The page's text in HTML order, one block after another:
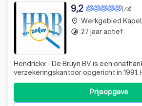
(73)
9,2
Hendrickx - De Bruyn BV is een
verzekeringskantoor opgericht in 1991.
centrum van O-L-V-Waver werd geopend
vinden dat de belangrijkste doelstelling
De Bruyn BV moet zijn : de problemen
Prijsopgave
place
timelapse 27 jaar actief